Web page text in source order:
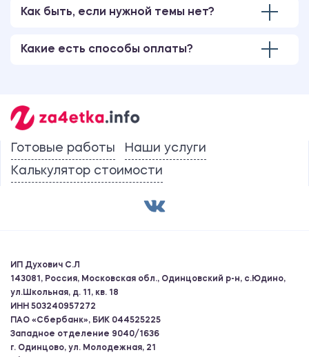
Как быть, если нужной темы нет?
Какие есть способы оплаты?
Готовые работы
Наши услуги
Калькулятор стоимости
ИП Духович С.Л
143081, Россия, Московская обл., Одинцовский р-н, с.Юдино,
ул.Школьная, д. 11, кв. 18
ИНН 503240957272
ПАО «Сбербанк», БИК 044525225
Западное отделение 9040/1636
г. Одинцово, ул. Молодежная, 21